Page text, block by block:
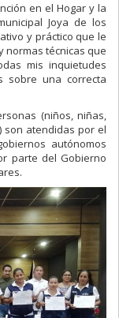
en el Hogar y la
Joya de los
y práctico que le
normas técnicas que
mis inquietudes
sobre una correcta
(niños, niñas,
son atendidas por el
autónomos
parte del Gobierno